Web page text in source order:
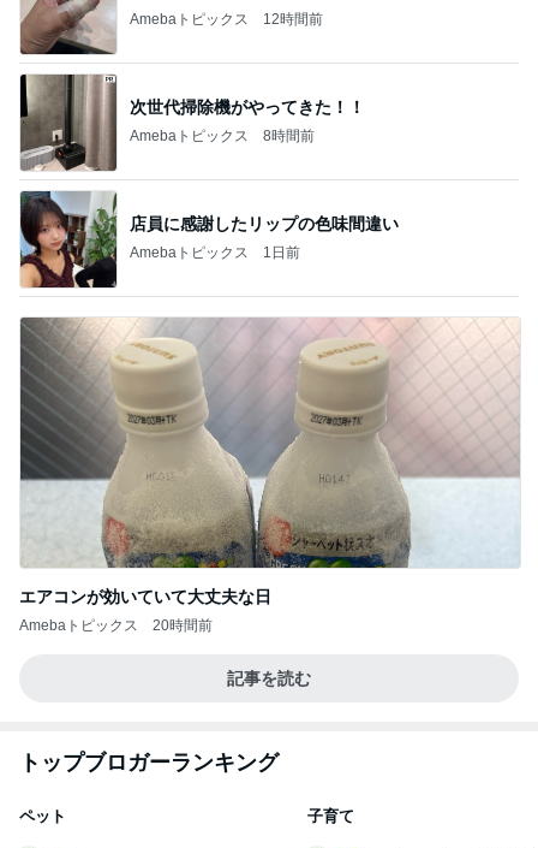
Amebaトピックス 12時間前
次世代掃除機がやってきた！！
Amebaトピックス 8時間前
店員に感謝したリップの色味間違い
Amebaトピックス 1日前
エアコンが効いていて大丈夫な日
Amebaトピックス 20時間前
記事を読む
トップブロガーランキング
ペット 子育て